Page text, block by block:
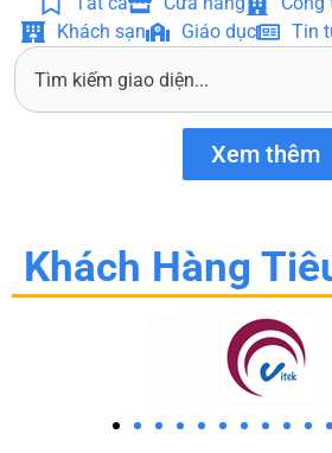
Tất cả Cửa hàng
Xem thêm
Khách Hàng